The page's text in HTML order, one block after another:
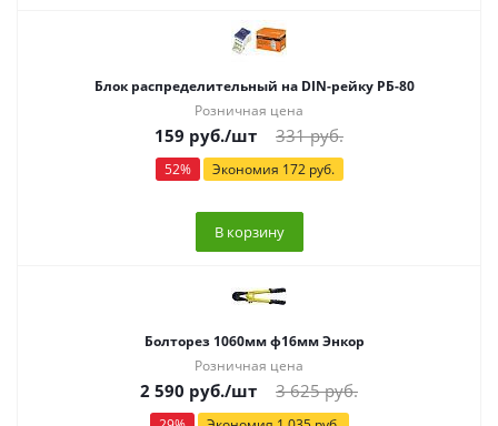
Блок распределительный на DIN-рейку РБ-80
Розничная цена
159 руб./шт 331руб.
52% Экономия 172руб.
В корзину
Болторез 1060мм ф16мм Энкор
Розничная цена
2 590 руб./шт 3 625руб.